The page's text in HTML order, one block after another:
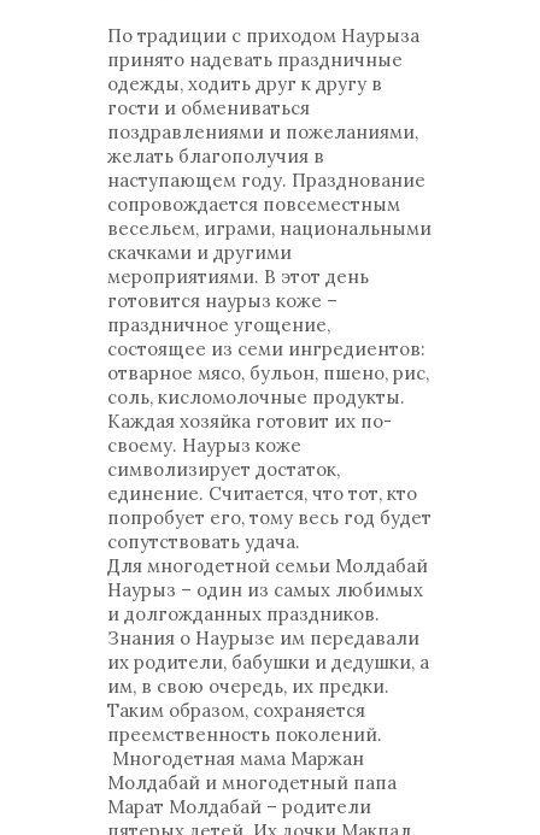
По традиции с приходом Наурыза
принято надевать праздничные
одежды, ходить друг к другу в
гости и обмениваться
поздравлениями и пожеланиями,
желать благополучия в
наступающем году. Празднование
сопровождается повсеместным
весельем, играми, национальными
скачками и другими
мероприятиями. В этот день
готовится наурыз коже –
праздничное угощение,
состоящее из семи ингредиентов:
отварное мясо, бульон, пшено, рис,
соль, кисломолочные продукты.
Каждая хозяйка готовит их по-
своему. Наурыз коже
символизирует достаток,
единение. Считается, что тот, кто
попробует его, тому весь год будет
сопутствовать удача.
Для многодетной семьи Молдабай
Наурыз – один из самых любимых
и долгожданных праздников.
Знания о Наурызе им передавали
их родители, бабушки и дедушки, а
им, в свою очередь, их предки.
Таким образом, сохраняется
преемственность поколений.
Многодетная мама Маржан
Молдабай и многодетный папа
Марат Молдабай – родители